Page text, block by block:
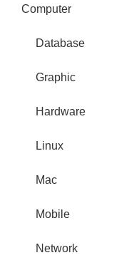
Computer
Database
Graphic
Hardware
Linux
Mac
Mobile
Network